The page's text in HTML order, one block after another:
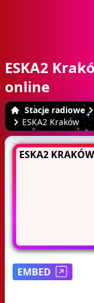
ESKA2
online
Stacje radiowe
ESKA2 Kraków
ESKA2 KRAKÓW
EMBED